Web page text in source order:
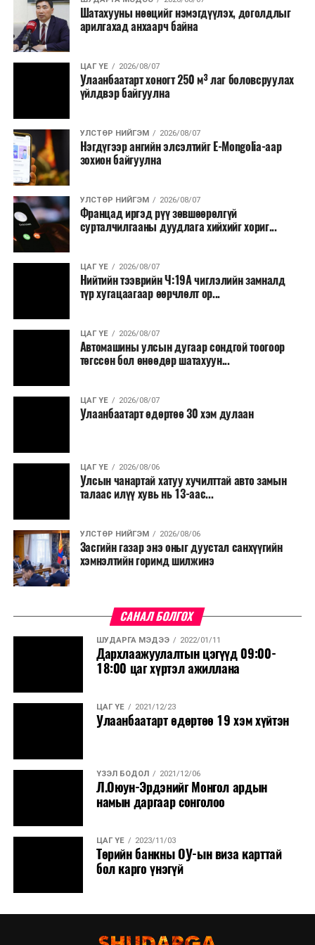
болон арилжааны банкуудтай хамтран стратегийн
бүтээгдэхүүний нөөц бүрдүүлэх, хадгалах, түгээх,
борлуулах бүх шатанд цахим төлбөрийн баримт
үйлдэж, бүртгэлийг ил тод болгох юм.
2026 оны намар бэлтгэж, 2027 оны хавар худалдаанд
Засаг дарга Б.Пүрэвдагваг онцгойлон анхаарч
ажиллахыг Ерөнхий сайд үүрэг болгожээ.
Нөөцийн махыг цахим системд бүртгэснээр мах
бэлтгэлийн явц, нөөцийн үлдэгдэл ил тод болно. Мөн
хөнгөлөлттэй зээлийг зориулалтын бусаар ашиглах
явдлыг таслан зогсоох, хүртээмжийг нэмэгдүүлэх,
өрсөлдөөнийг бий болгох боломжтой гэж үзжээ.
Иргэд агуулах, үйлдвэрээс махаа шууд худалдан авах,
малчид системээр дамжуулан бүтээгдэхүүнээ
Түүнчлэн түлш, улаанбуудай, хүнсний ногооны нөөц
бүрдүүлэх зоорь, агуулах барих аж ахуйн нэгжүүдэд
Шатахууны нөөцийг нэмэгдүүлэх, доголдлыг
арилгахад анхаарч байна
ЦАГ ҮЕ 2026/08/07
Улаанбаатарт хоногт 250 м³ лаг боловсруулах
үйлдвэр байгуулна
УЛСТӨР НИЙГЭМ 2026/08/07
Нэгдүгээр ангийн элсэлтийг E-Mongolia-аар
зохион байгуулна
УЛСТӨР НИЙГЭМ 2026/08/07
Францад иргэд рүү зөвшөөрөлгүй
сурталчилгааны дуудлага хийхийг хориг...
ЦАГ ҮЕ 2026/08/07
Нийтийн тээврийн Ч:19А чиглэлийн замналд
түр хугацаагаар өөрчлөлт ор...
ЦАГ ҮЕ 2026/08/07
Автомашины улсын дугаар сондгой тоогоор
төгссөн бол өнөөдөр шатахуун...
ЦАГ ҮЕ 2026/08/07
Улаанбаатарт өдөртөө 30 хэм дулаан
ЦАГ ҮЕ 2026/08/06
Улсын чанартай хатуу хучилттай авто замын
талаас илүү хувь нь 13-аас...
УЛСТӨР НИЙГЭМ 2026/08/06
Засгийн газар энэ оныг дуустал санхүүгийн
хэмнэлтийн горимд шилжинэ
САНАЛ БОЛГОХ
ШУДАРГА МЭДЭЭ 2022/01/11
Дархлаажуулалтын цэгүүд 09:00-
18:00 цаг хүртэл ажиллана
ЦАГ ҮЕ 2021/12/23
Улаанбаатарт өдөртөө 19 хэм хүйтэн
ҮЗЭЛ БОДОЛ 2021/12/06
Л.Оюун-Эрдэнийг Монгол ардын
намын даргаар сонголоо
ЦАГ ҮЕ 2023/11/03
Төрийн банкны ОУ-ын виза карттай
бол карго үнэгүй